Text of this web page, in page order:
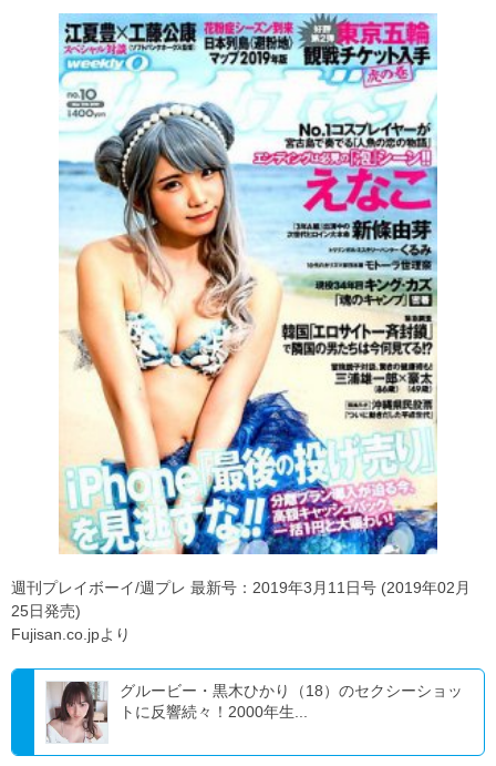
週刊プレイボーイ/週プレ 最新号：2019年3月11日号 (2019年02月
25日発売)
Fujisan.co.jpより
グルービー・黒木ひかり（18）のセクシーショッ
トに反響続々！2000年生...